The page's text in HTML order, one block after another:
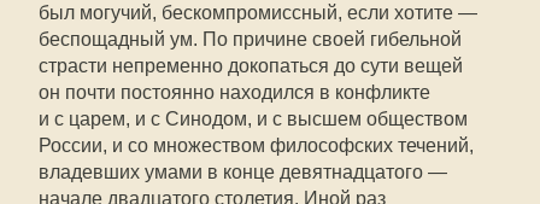
был могучий, бескомпромиссный, если хотите —
беспощадный ум. По причине своей гибельной
страсти непременно докопаться до сути вещей
он почти постоянно находился в конфликте
и с царем, и с Синодом, и с высшем обществом
России, и со множеством философских течений,
владевших умами в конце девятнадцатого —
начале двадцатого столетия. Иной раз